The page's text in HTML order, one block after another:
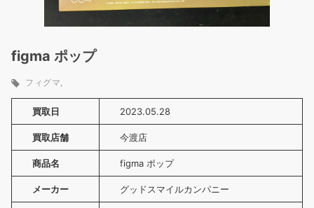
figma ポップ
フィグマ
買取日 2023.05.28
買取店舗 今渡店
商品名 figma ポップ
メーカー グッドスマイルカンパニー